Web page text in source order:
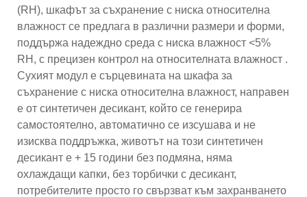
(RH), шкафът за съхранение с ниска относителна
влажност се предлага в различни размери и форми,
поддържа надеждно среда с ниска влажност <5%
RH, с прецизен контрол на относителната влажност .
Сухият модул е ​​сърцевината на шкафа за
съхранение с ниска относителна влажност, направен
е от синтетичен десикант, който се генерира
самостоятелно, автоматично се изсушава и не
изисква поддръжка, животът на този синтетичен
десикант е + 15 години без подмяна, няма
охлаждащи капки, без торбички с десикант,
потребителите просто го свързват към захранването